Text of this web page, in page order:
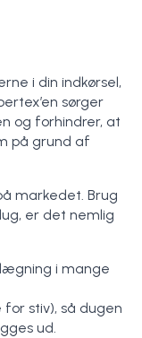
i din indkørsel,
sørger
og forhindrer, at
på grund af
markedet. Brug
er det nemlig
i mange
stiv), så dugen
ud.